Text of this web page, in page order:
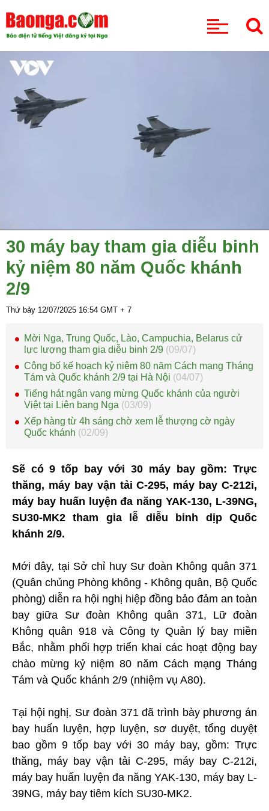
30 máy bay tham gia diễu binh
kỷ niệm 80 năm Quốc khánh
2/9
Thứ bảy 12/07/2025 16:54 GMT + 7
Mời Nga, Trung Quốc, Lào, Campuchia, Belarus cử
lực lượng tham gia diễu binh 2/9 (09/07)
Công bố kế hoạch kỷ niệm 80 năm Cách mạng Tháng
Tám và Quốc khánh 2/9 tại Hà Nội (04/07)
Tiếng hát ngân vang mừng Quốc khánh của người
Việt tại Liên bang Nga (03/09)
Xếp hàng từ 4h sáng chờ xem lễ thượng cờ ngày
Quốc khánh (02/09)
Sẽ có 9 tốp bay với 30 máy bay gồm: Trực
thăng, máy bay vận tải C-295, máy bay C-212i,
máy bay huấn luyện đa năng YAK-130, L-39NG,
SU30-MK2 tham gia lễ diễu binh dịp Quốc
khánh 2/9.
Mới đây, tại Sở chỉ huy Sư đoàn Không quân 371
(Quân chủng Phòng không - Không quân, Bộ Quốc
phòng) diễn ra hội nghị hiệp đồng bảo đảm an toàn
bay giữa Sư đoàn Không quân 371, Lữ đoàn
Không quân 918 và Công ty Quản lý bay miền
Bắc, nhằm phối hợp triển khai các hoạt động bay
chào mừng kỷ niệm 80 năm Cách mạng Tháng
Tám và Quốc khánh 2/9 (nhiệm vụ A80).
Tại hội nghị, Sư đoàn 371 đã trình bày phương án
bay huấn luyện, hợp luyện, sơ duyệt, tổng duyệt
bao gồm 9 tốp bay với 30 máy bay, gồm: Trực
thăng, máy bay vận tải C-295, máy bay C-212i,
máy bay huấn luyện đa năng YAK-130, máy bay L-
39NG, máy bay tiêm kích SU30-MK2.